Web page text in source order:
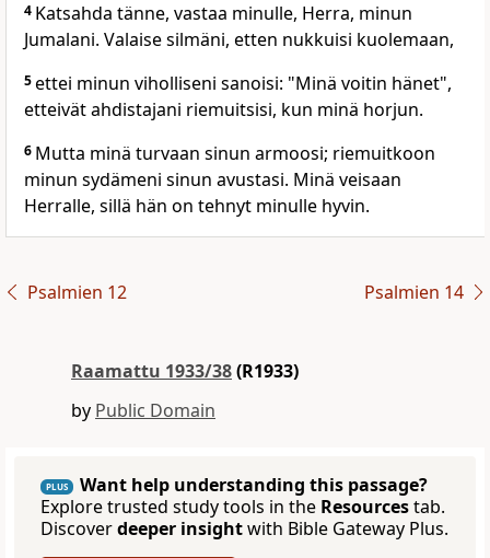
4 Katsahda tänne, vastaa minulle, Herra, minun
Jumalani. Valaise silmäni, etten nukkuisi kuolemaan,
5ettei minun viholliseni sanoisi: "Minä voitin hänet",
etteivät ahdistajani riemuitsisi, kun minä horjun.
6 Mutta minä turvaan sinun armoosi; riemuitkoon
minun sydämeni sinun avustasi. Minä veisaan
Herralle, sillä hän on tehnyt minulle hyvin.
Psalmien 12 Psalmien 14
Raamattu 1933/38(R1933)
by Public Domain
PLUS
Want help understanding this passage?
Explore trusted study tools in the Resourcestab.
Discoverdeeper insightwith Bible Gateway Plus.